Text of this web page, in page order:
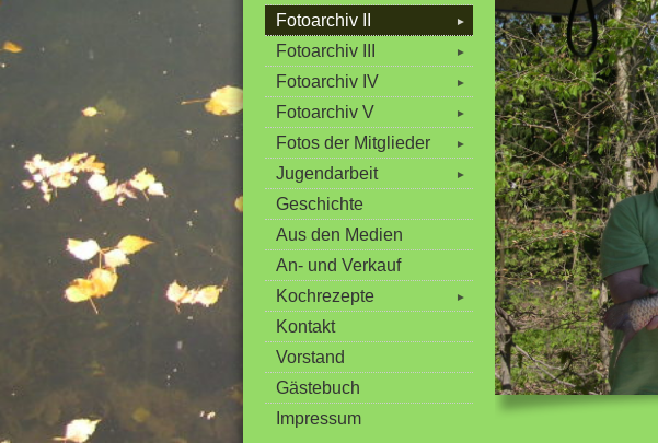
Fotoarchiv II ►
Fotoarchiv III ►
Fotoarchiv IV ►
Fotoarchiv V ►
Fotos der Mitglieder ►
Jugendarbeit ►
Geschichte
Aus den Medien
An- und Verkauf
Kochrezepte
►
Kontakt
Vorstand
Gästebuch
Impressum